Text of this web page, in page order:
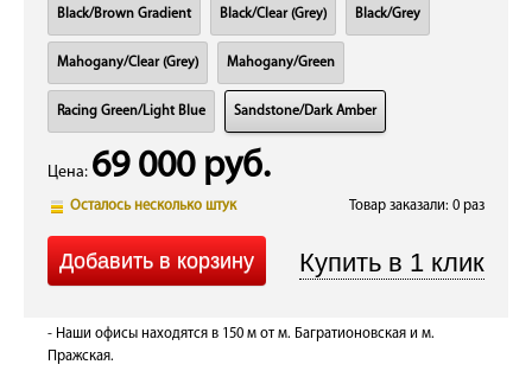
Black/Brown Gradient Black/Clear (Grey) Black/Grey
Mahogany/Clear (Grey) Mahogany/Green
Racing Green/Light Blue Sandstone/Dark Amber
Цена: 69 000 руб.
Осталось несколько штук Товар заказали: 0 раз
- Наши офисы находятся в 150 м от м. Багратионовская и м.
Пражская.